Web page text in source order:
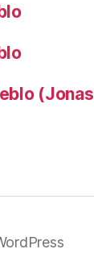
(Jonas